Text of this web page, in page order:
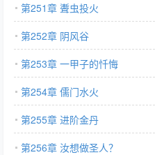
第251章 聻虫投火
第252章 阴风谷
第253章 一甲子的忏悔
第254章 儒门水火
第255章 进阶金丹
第256章 汝想做圣人？